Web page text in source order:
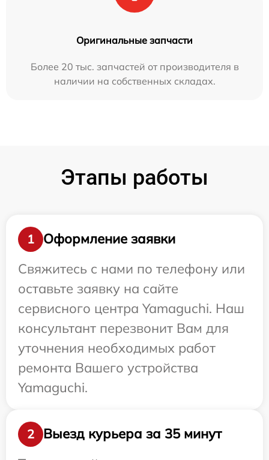
Оригинальные запчасти
Более 20 тыс. запчастей от производителя в
наличии на собственных складах.
Этапы работы
1
Оформление заявки
Свяжитесь с нами по телефону или
оставьте заявку на сайте
сервисного центра Yamaguchi. Наш
консультант перезвонит Вам для
уточнения необходимых работ
ремонта Вашего устройства
Yamaguchi.
2
Выезд курьера за 35 минут